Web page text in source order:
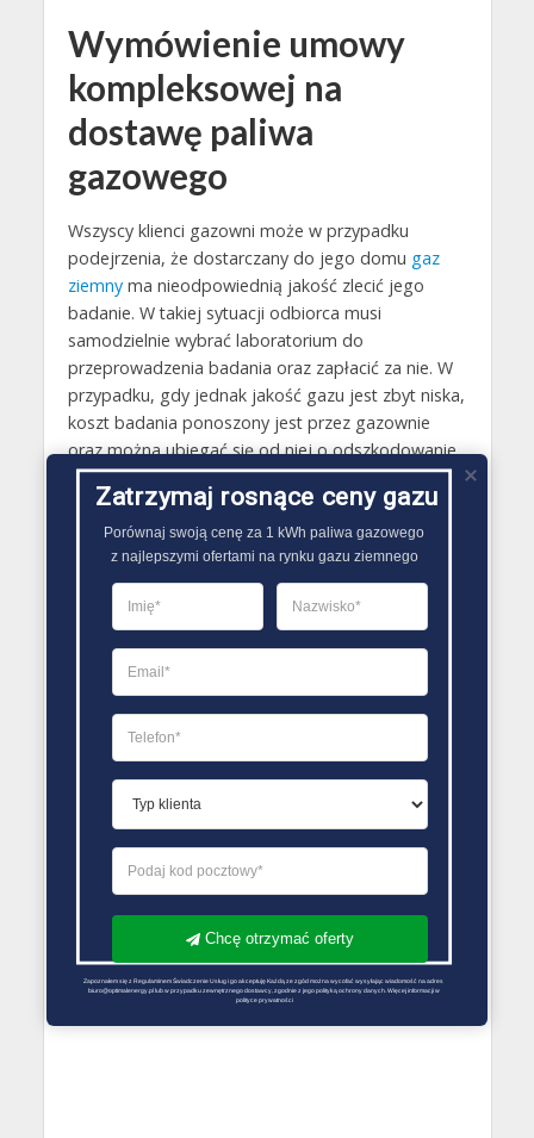
Wymówienie umowy
kompleksowej na
dostawę paliwa
gazowego
Wszyscy klienci gazowni może w przypadku
podejrzenia, że dostarczany do jego domu gaz
ziemnyma nieodpowiednią jakość zlecić jego
badanie. W takiej sytuacji odbiorca musi
samodzielnie wybrać laboratorium do
przeprowadzenia badania oraz zapłacić za nie. W
przypadku, gdy jednak jakość gazu jest zbyt niska,
koszt badania ponoszony jest przez gazownie
oraz można ubiegać się od niej o odszkodowanie
za niedotrzymanie ustaleń podpisanej umowy.
Gazy techniczne Czechowice-Dziedzice
Butle gazowe Czechowice-Dziedzice
Gaz płynny Czechowice-Dziedzice
Dostawcy gazu Czechowice-Dziedzice
PORÓWNYWARKA OFERT GAZU
Zatrzymaj rosnące ceny gazu
Porównaj swoją cenę za 1 kWh paliwa gazowego
z najlepszymi ofertami na rynku gazu ziemnego
Chcę otrzymać oferty
Zapoznałem się z Regulaminem Świadczenie Usług i go akceptuję Każdą ze zgód można wycofać wysyłając wiadomość na adres
biuro@optimalenergy.pl lub w przypadku zewnętrznego dostawcy, zgodnie z jego polityką ochrony danych. Więcej informacji w
polityce prywatności